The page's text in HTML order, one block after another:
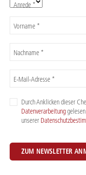
Anrede *
Vorname *
Nachname *
E-Mail-Adresse *
Durch Anklicken dieser
Datenverarbeitung
unserer
ZUM NEWSLETTER